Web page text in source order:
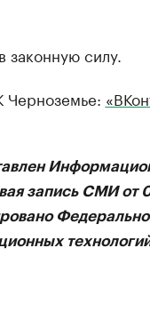
законную силу.
Черноземье:
запись СМИ